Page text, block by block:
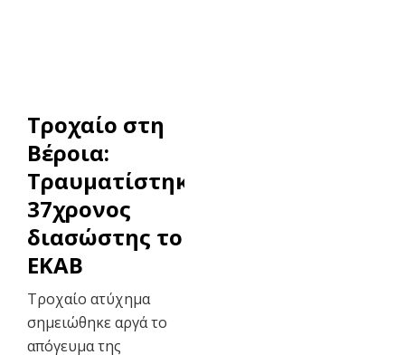
Τροχαίο στη
Βέροια:
Τραυματίστηκε
37χρονος
διασώστης του
ΕΚΑΒ
Τροχαίο ατύχημα
σημειώθηκε αργά το
απόγευμα της